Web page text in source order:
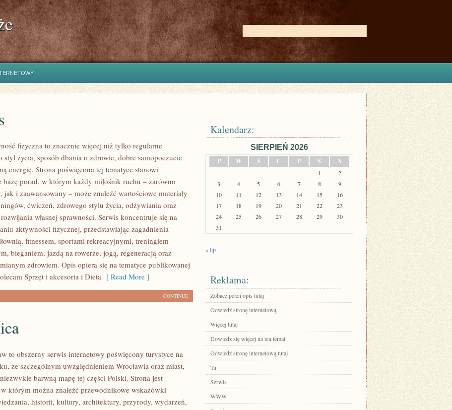
fizyczna to znacznie więcej niż tylko regularne
styl życia, sposób dbania o zdrowie, dobre samopoczucie
energię. Strona poświęcona tej tematyce stanowi
bazę porad, w którym każdy miłośnik ruchu – zarówno
jak i zaawansowany – może znaleźć wartościowe materiały
ćwiczeń, zdrowego stylu życia, odżywiania oraz
własnej sprawności. Serwis koncentruje się na
aktywności fizycznej, przedstawiając zagadnienia
fitnessem, sportami rekreacyjnymi, treningiem
bieganiem, jazdą na rowerze, jogą, regeneracją oraz
zdrowiem. Opis opiera się na tematyce publikowanej
Sprzęt i akcesoria i Dieta [ Read More ]
CONTINUE
to obszerny serwis internetowy poświęcony turystyce na
ze szczególnym uwzględnieniem Wrocławia oraz miast,
barwną mapę tej części Polski. Strona jest
którym można znaleźć przewodnikowe wskazówki
historii, kultury, architektury, przyrody, wydarzeń,
Kalendarz:
SIERPIEŃ 2026
P
W Ś C P S N
1
2
3
4 5 6 7 8
9
10
11 12 13 14 15
16
17
18 19 20 21 22
23
24
25 26 27 28 29
30
31
« lip
Reklama:
Zobacz pełen opis tutaj
Odwiedź stronę internetową
Więcej tutaj
Dowiedz się więcej na ten temat
Odwiedź stronę internetową tutaj
Tu
Serwis
WWW